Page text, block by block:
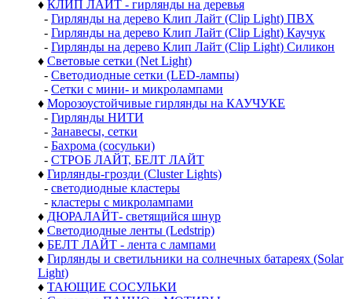
♦ КЛИП ЛАЙТ - гирлянды на деревья
- Гирлянды на дерево Клип Лайт (Clip Light) ПВХ
- Гирлянды на дерево Клип Лайт (Clip Light) Каучук
- Гирлянды на дерево Клип Лайт (Clip Light) Силикон
♦ Световые сетки (Net Light)
- Светодиодные сетки (LED-лампы)
- Сетки с мини- и микролампами
♦ Морозоустойчивые гирлянды на КАУЧУКЕ
- Гирлянды НИТИ
- Занавесы, сетки
- Бахрома (сосульки)
- СТРОБ ЛАЙТ, БЕЛТ ЛАЙТ
♦ Гирлянды-грозди (Cluster Lights)
- светодиодные кластеры
- кластеры с микролампами
♦ ДЮРАЛАЙТ- светящийся шнур
♦ Светодиодные ленты (Ledstrip)
♦ БЕЛТ ЛАЙТ - лента с лампами
♦ Гирлянды и светильники на солнечных батареях (Solar
Light)
♦ ТАЮЩИЕ СОСУЛЬКИ